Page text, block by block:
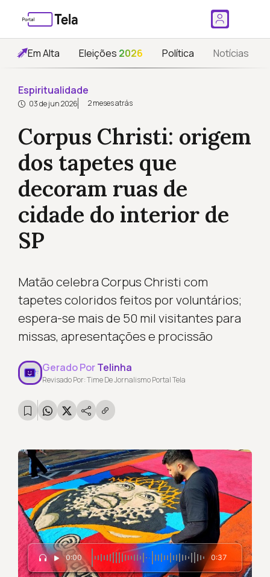
Em Alta Eleições 2026 Política Notícias
Espiritualidade
03 de jun 2026 2 meses atrás
Corpus Christi: origem
dos tapetes que
decoram ruas de
cidade do interior de
SP
Matão celebra Corpus Christi com
tapetes coloridos feitos por voluntários;
espera-se mais de 50 mil visitantes para
missas, apresentações e procissão
Gerado PorTelinha
Revisado Por: Time De Jornalismo Portal Tela
0:00 0:37